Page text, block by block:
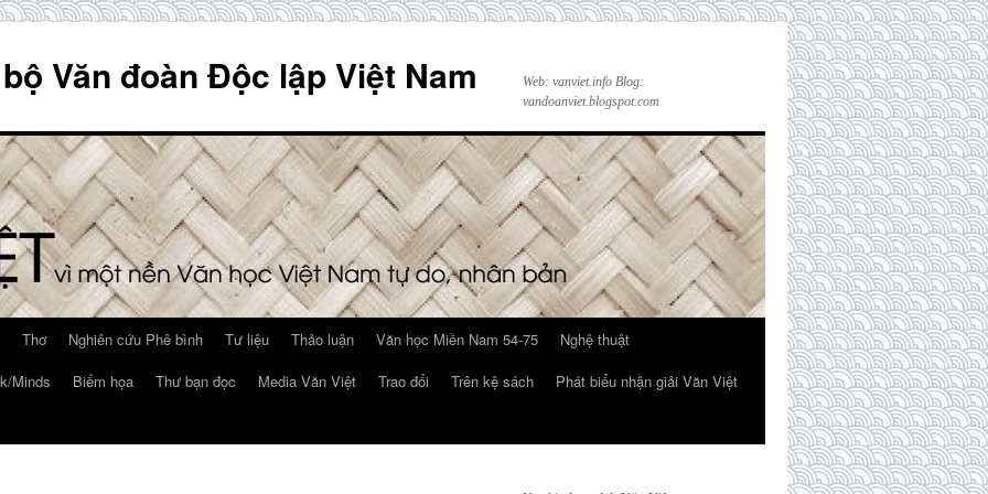
Văn đoàn Độc lập Việt Nam
Web: vanviet.info Blog:
vandoanviet.blogspot.com
Thơ Nghiên cứu Phê bình Tư liệu Thảo luận Văn học Miền Nam 54-75
Nghệ thuật
Minds Biếm họa Thư bạn đọc Media Văn Việt Trao đổi Trên kệ sách
Phát biểu nhận giải Văn Việt